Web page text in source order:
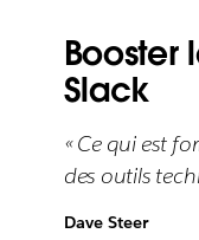
Booster
Slack
« Ce qui est
des outils
Dave Steer